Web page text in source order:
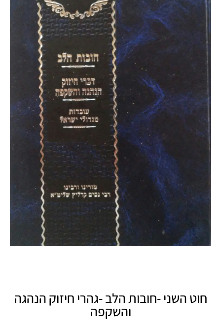
חוט השני -חובות הלב -גהרי חיזוק הנהגה
והשקפה